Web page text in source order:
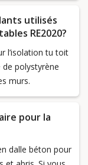
utilisés
RE2020?
l’isolation tu toit
polystyrène
murs.
pour la
dalle béton pour